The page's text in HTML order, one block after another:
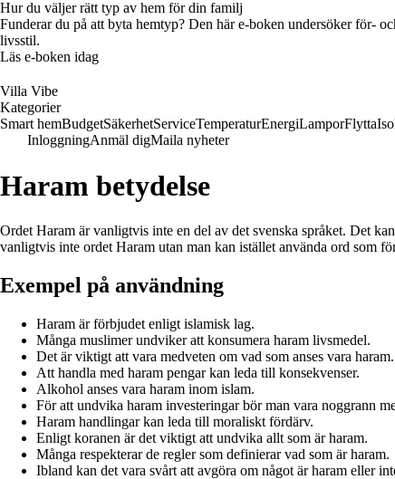
Hur du väljer rätt typ av hem för din familj
Funderar du på att byta hemtyp? Den här e-boken undersöker för-
livsstil.
Läs e-boken idag
Villa Vibe
Kategorier
Smart hemBudgetSäkerhetServiceTemperaturEnergiLamporFlytta
InloggningAnmäl digMaila nyheter
Haram betydelse
Ordet Haram är vanligtvis inte en del av det svenska språket. Det
vanligtvis inte ordet Haram utan man kan istället använda ord som
Exempel på användning
Haram är förbjudet enligt islamisk lag.
Många muslimer undviker att konsumera haram livsmedel.
Det är viktigt att vara medveten om vad som anses vara haram.
Att handla med haram pengar kan leda till konsekvenser.
Alkohol anses vara haram inom islam.
För att undvika haram investeringar bör man vara noggrann
Haram handlingar kan leda till moraliskt fördärv.
Enligt koranen är det viktigt att undvika allt som är haram.
Många respekterar de regler som definierar vad som är haram.
Ibland kan det vara svårt att avgöra om något är haram eller